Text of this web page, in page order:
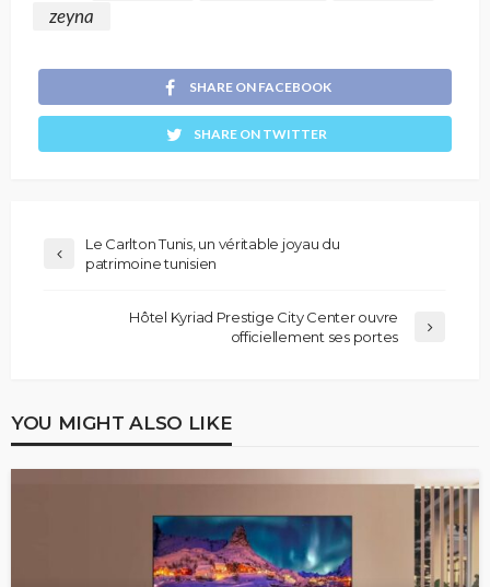
zeyna
SHARE ON FACEBOOK
SHARE ON TWITTER
Le Carlton Tunis, un véritable joyau du
patrimoine tunisien
Hôtel Kyriad Prestige City Center ouvre
officiellement ses portes
YOU MIGHT ALSO LIKE